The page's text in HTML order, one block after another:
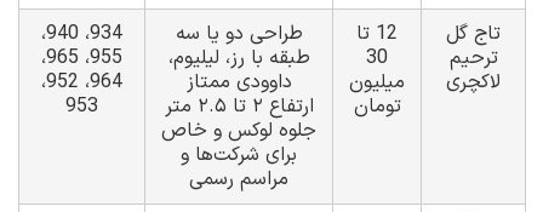
تاج گل
ترحیم
لاکچری
12 تا
30
میلیون
تومان
طراحی دو یا سه
طبقه با رز، لیلیوم،
داوودی ممتاز
ارتفاع ۲ تا ۲.۵ متر
جلوه لوکس و خاص
برای شرکت‌ها و
مراسم رسمی
934، 940،
955، 965،
964، 952،
953